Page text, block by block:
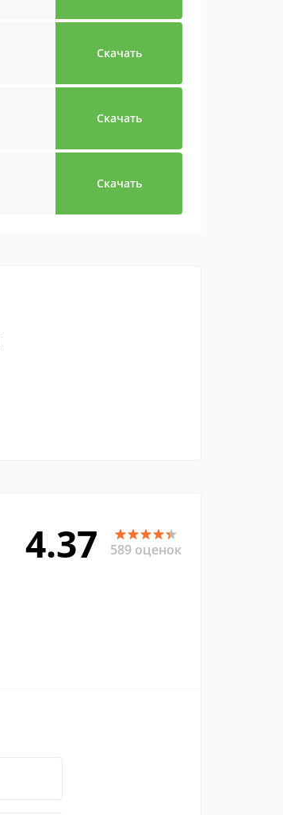
Скачать
Скачать
Скачать
4.37 589 оценок